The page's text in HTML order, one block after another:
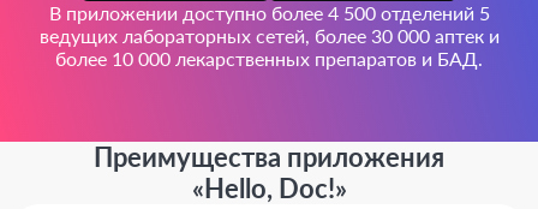
В приложении доступно более 4 500 отделений 5
ведущих лабораторных сетей, более 30 000 аптек и
более 10 000 лекарственных препаратов и БАД.
Преимущества приложения
«Hello, Doc!»